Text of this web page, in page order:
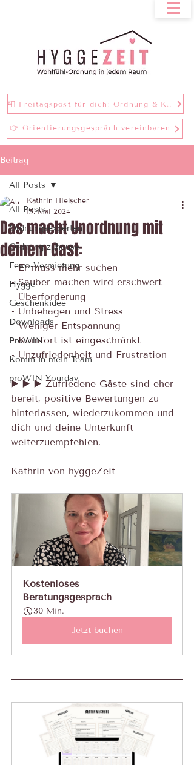
📮 Freitagspost für dich: Ordnung & Klarheit bei einer Tasse Tee
👉 Orientierungsgespräch vereinbaren
Beitrag
All Posts
Ordnungsexperten
Ordnung zuhause
Fewo-Vermietung
Hygge
Geschenkidee
Downloads
ProWIN
Komm in mein Team
proWIN Yourday
All Posts
Das macht Unordnung mit
deinem Gast:
Kathrin Hielscher
15. Mai 2024
- Er muss mehr suchen
- Sauber machen wird erschwert
- Überforderung
- Unbehagen und Stress
- Weniger Entspannung
- Komfort ist eingeschränkt
- Unzufriedenheit und Frustration
▶️ ▶️ ▶️ Zufriedene Gäste sind eher
bereit, positive Bewertungen zu
hinterlassen, wiederzukommen und
dich und deine Unterkunft
weiterzuempfehlen.
Kathrin von hyggeZeit
Kostenloses
Beratungsgespräch
30 Min.
Jetzt buchen